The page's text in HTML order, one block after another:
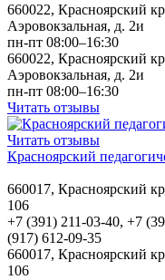
660022, Красноярский
Аэровокзальная, д. 2и
пн-пт 08:00–16:30
660022, Красноярский
Аэровокзальная, д. 2и
пн-пт 08:00–16:30
Читать отзывы
Читать отзывы
Красноярский
660017, Красноярский
106
+7 (391) 211-03-40, +7
(917) 612-09-35
660017, Красноярский
106